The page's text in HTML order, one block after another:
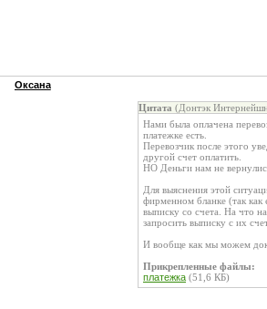
Оксана
Цитата (Донтэк
Нами была оплачена
платежке есть.
Перевозчик после этого
другой счет оплатить.
НО Деньги нам не
Для выяснения этой
фирменном бланке (так как
выписку со счета. На что
запросить выписку с их
И вообще как мы можем
Прикрепленные файлы:
платежка (51,6 КБ)